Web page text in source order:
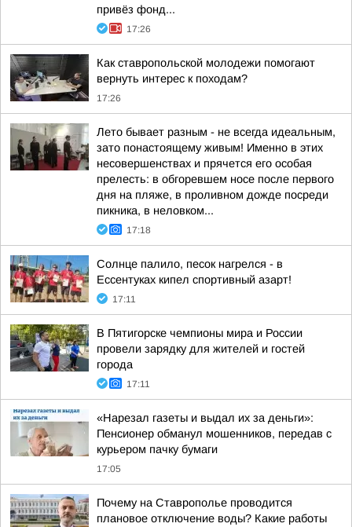
привёз фонд...
17:26
Как ставропольской молодежи помогают
вернуть интерес к походам?
17:26
Лето бывает разным - не всегда идеальным,
зато понастоящему живым! Именно в этих
несовершенствах и прячется его особая
прелесть: в обгоревшем носе после первого
дня на пляже, в проливном дожде посреди
пикника, в неловком...
17:18
Солнце палило, песок нагрелся - в
Ессентуках кипел спортивный азарт!
17:11
В Пятигорске чемпионы мира и России
провели зарядку для жителей и гостей
города
17:11
«Нарезал газеты и выдал их за деньги»:
Пенсионер обманул мошенников, передав с
курьером пачку бумаги
17:05
Почему на Ставрополье проводится
плановое отключение воды? Какие работы